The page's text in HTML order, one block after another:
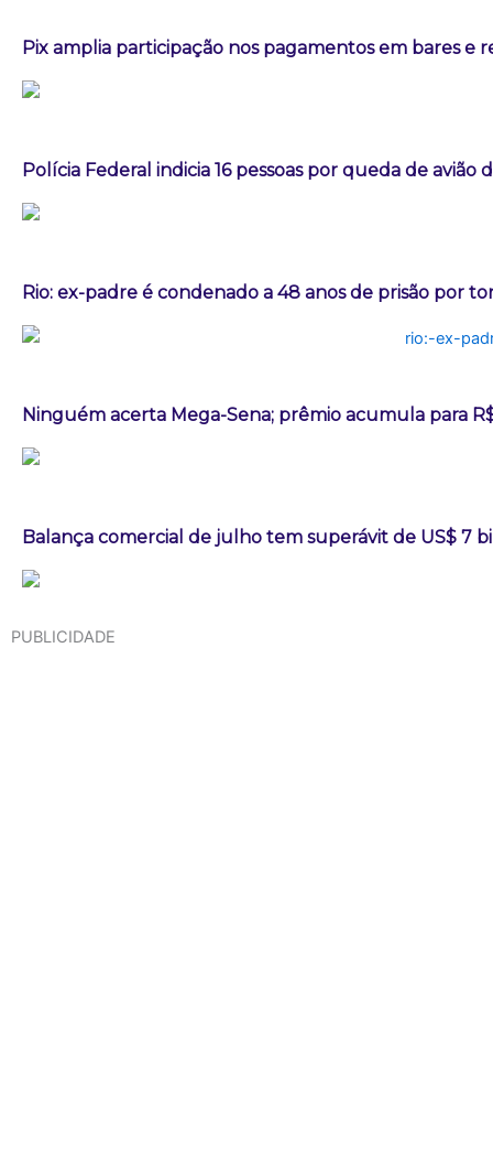
Pix amplia participação nos pagamentos em bares e
Polícia Federal indicia 16 pessoas por queda de avião
Rio: ex-padre é condenado a 48 anos de prisão por
Ninguém acerta Mega-Sena; prêmio acumula para
Balança comercial de julho tem superávit de US$ 7
PUBLICIDADE